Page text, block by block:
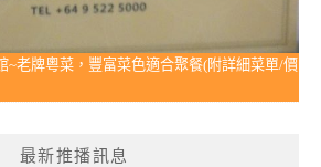
~老牌粵菜，豐富菜色適合聚餐(附詳細菜單/價
最新推播訊息